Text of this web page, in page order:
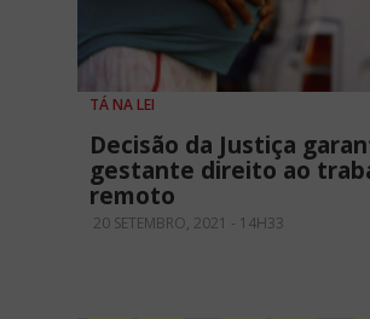
TÁ NA LEI
Decisão da Justiça
gestante direito ao
remoto
20 SETEMBRO, 2021 - 14H33